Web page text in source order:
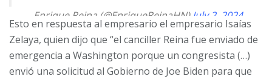
— Enrique Reina (@EnriqueReinaHN) July 2, 2024
Esto en respuesta al empresario el empresario Isaías
Zelaya, quien dijo que “el canciller Reina fue enviado de
emergencia a Washington porque un congresista (…)
envió una solicitud al Gobierno de Joe Biden para que